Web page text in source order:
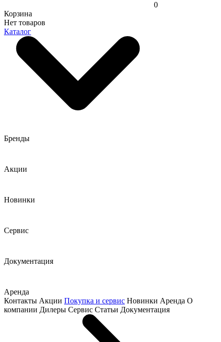
0
Корзина
Нет товаров
Каталог
Бренды
Акции
Новинки
Сервис
Документация
Аренда
Контакты Акции Покупка и сервис Новинки Аренда О
компании Дилеры Сервис Статьи Документация